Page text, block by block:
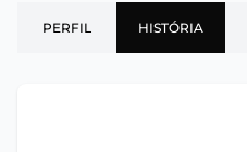
PERFIL HISTÓRIA